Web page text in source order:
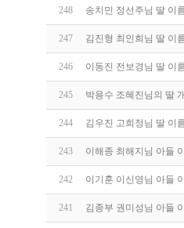
248 송치민 정선주님 딸 이
247 김진형 최인희님 딸 이
246 이동진 전보경님 딸 이
245 박용수 조혜진님의 딸
244 김우진 고희정님 딸 이
243 이해종 최해지님 아들
242 이기훈 이신영님 아들
241 김종부 권미성님 아들